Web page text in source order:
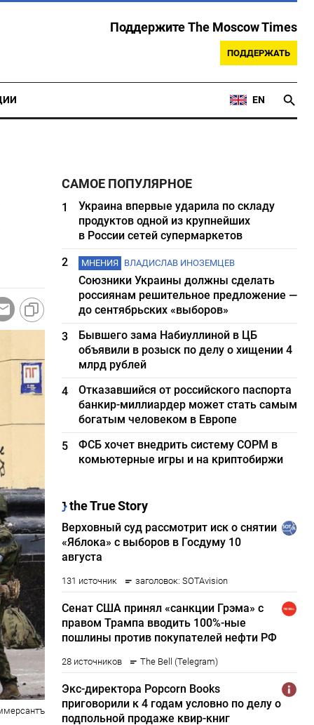
Поддержите The Moscow Times
ПОДДЕРЖАТЬ
EN
САМОЕ ПОПУЛЯРНОЕ
1
Украина впервые ударила по складу
продуктов одной из крупнейших
в России сетей супермаркетов
2
МНЕНИЯ ВЛАДИСЛАВ ИНОЗЕМЦЕВ
Союзники Украины должны сделать
россиянам решительное предложение —
до сентябрьских «выборов»
3
Бывшего зама Набиуллиной в ЦБ
объявили в розыск по делу о хищении 4
млрд рублей
4
Отказавшийся от российского паспорта
банкир-миллиардер может стать самым
богатым человеком в Европе
5
ФСБ хочет внедрить систему СОРМ в
комьютерные игры и на криптобиржи